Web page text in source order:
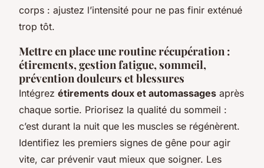
corps : ajustez l’intensité pour ne pas finir exténué
trop tôt.
Mettre en place une routine récupération :
étirements, gestion fatigue, sommeil,
prévention douleurs et blessures
Intégrez étirements doux et automassages après
chaque sortie. Priorisez la qualité du sommeil :
c’est durant la nuit que les muscles se régénèrent.
Identifiez les premiers signes de gêne pour agir
vite, car prévenir vaut mieux que soigner. Les